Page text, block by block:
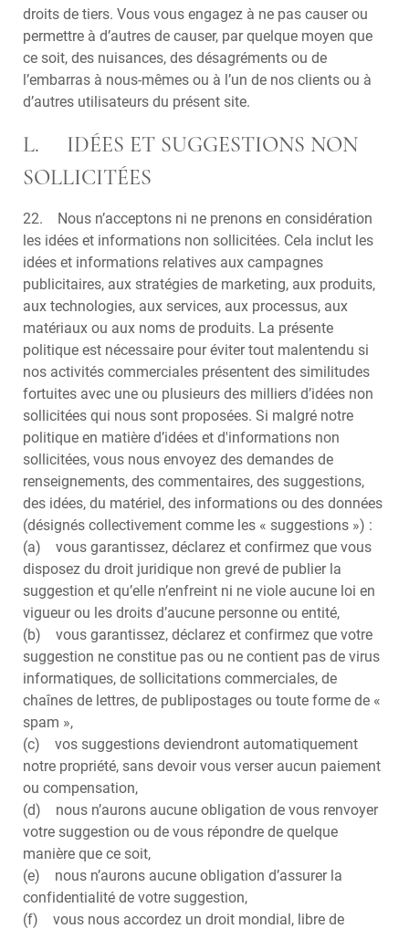
droits de tiers. Vous vous engagez à ne pas causer ou
permettre à d’autres de causer, par quelque moyen que
ce soit, des nuisances, des désagréments ou de
l’embarras à nous-mêmes ou à l’un de nos clients ou à
d’autres utilisateurs du présent site.
L. IDÉES ET SUGGESTIONS NON
SOLLICITÉES
22. Nous n’acceptons ni ne prenons en considération
les idées et informations non sollicitées. Cela inclut les
idées et informations relatives aux campagnes
publicitaires, aux stratégies de marketing, aux produits,
aux technologies, aux services, aux processus, aux
matériaux ou aux noms de produits. La présente
politique est nécessaire pour éviter tout malentendu si
nos activités commerciales présentent des similitudes
fortuites avec une ou plusieurs des milliers d’idées non
sollicitées qui nous sont proposées. Si malgré notre
politique en matière d’idées et d'informations non
sollicitées, vous nous envoyez des demandes de
renseignements, des commentaires, des suggestions,
des idées, du matériel, des informations ou des données
(désignés collectivement comme les « suggestions ») :
(a) vous garantissez, déclarez et confirmez que vous
disposez du droit juridique non grevé de publier la
suggestion et qu’elle n’enfreint ni ne viole aucune loi en
vigueur ou les droits d’aucune personne ou entité,
(b) vous garantissez, déclarez et confirmez que votre
suggestion ne constitue pas ou ne contient pas de virus
informatiques, de sollicitations commerciales, de
chaînes de lettres, de publipostages ou toute forme de «
spam »,
(c) vos suggestions deviendront automatiquement
notre propriété, sans devoir vous verser aucun paiement
ou compensation,
(d) nous n’aurons aucune obligation de vous renvoyer
votre suggestion ou de vous répondre de quelque
manière que ce soit,
(e) nous n’aurons aucune obligation d’assurer la
confidentialité de votre suggestion,
(f) vous nous accordez un droit mondial, libre de